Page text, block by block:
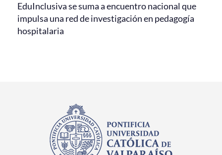
EduInclusiva se suma a encuentro nacional que
impulsa una red de investigación en pedagogía
hospitalaria